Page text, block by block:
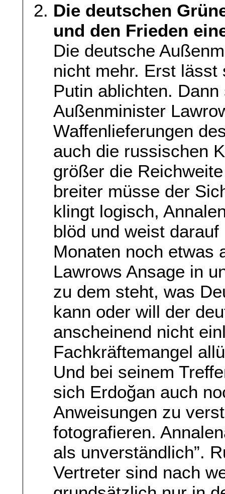
Die deutschen
und den Frieden
Die deutsche
nicht mehr. Erst lässt
Putin ablichten.
Außenminister
Waffenlieferungen
auch die russischen
größer die
breiter müsse der
klingt logisch,
blöd und weist
Monaten noch etwas
Lawrows Ansage in
zu dem steht, was
kann oder will der
anscheinend nicht
Fachkräftemangel
Und bei seinem
sich Erdoğan auch
Anweisungen zu
fotografieren.
als unverständlich”.
Vertreter sind nach